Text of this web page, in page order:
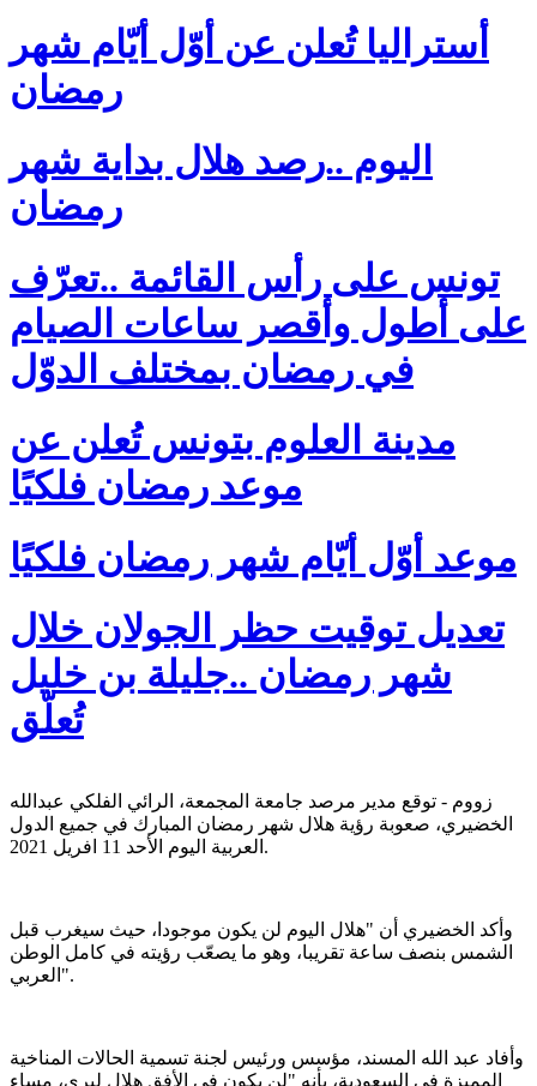
أستراليا تُعلن عن أوّل أيّام شهر
رمضان
اليوم ..رصد هلال بداية شهر
رمضان
تونس على رأس القائمة ..تعرّف
على أطول وأقصر ساعات الصيام
في رمضان بمختلف الدوّل
مدينة العلوم بتونس تُعلن عن
موعد رمضان فلكيًا
موعد أوّل أيّام شهر رمضان فلكيًا
تعديل توقيت حظر الجولان خلال
شهر رمضان ..جليلة بن خليل
تُعلّق
زووم - توقع مدير مرصد جامعة المجمعة، الرائي الفلكي عبدالله
الخضيري، صعوبة رؤية هلال شهر رمضان المبارك في جميع الدول
العربية اليوم الأحد 11 افريل 2021.
وأكد الخضيري أن "هلال اليوم لن يكون موجودا، حيث سيغرب قبل
الشمس بنصف ساعة تقريبا، وهو ما يصعّب رؤيته في كامل الوطن
العربي".
وأفاد عبد الله المسند، مؤسس ورئيس لجنة تسمية الحالات المناخية
المميزة في السعودية، بأنه "لن يكون في الأفق هلال ليرى، مساء